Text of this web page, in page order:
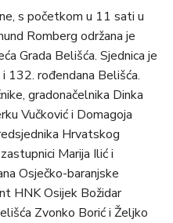
s početkom u 11 sati u
Romberg održana je
Grada Belišća. Sjednica je
132. rođendana Belišća.
gradonačelnika Dinka
Vučković i Domagoja
Hrvatskog
Marija Ilić i
Osječko-baranjske
HNK Osijek Božidar
Zvonko Borić i Željko